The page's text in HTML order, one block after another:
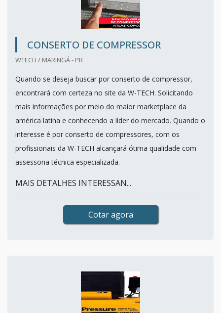
CONSERTO DE COMPRESSOR
WTECH / MARINGÁ - PR
Quando se deseja buscar por conserto de compressor,
encontrará com certeza no site da W-TECH. Solicitando
mais informações por meio do maior marketplace da
américa latina e conhecendo a líder do mercado. Quando o
interesse é por conserto de compressores, com os
profissionais da W-TECH alcançará ótima qualidade com
assessoria técnica especializada.
MAIS DETALHES INTERESSAN...
Cotar agora